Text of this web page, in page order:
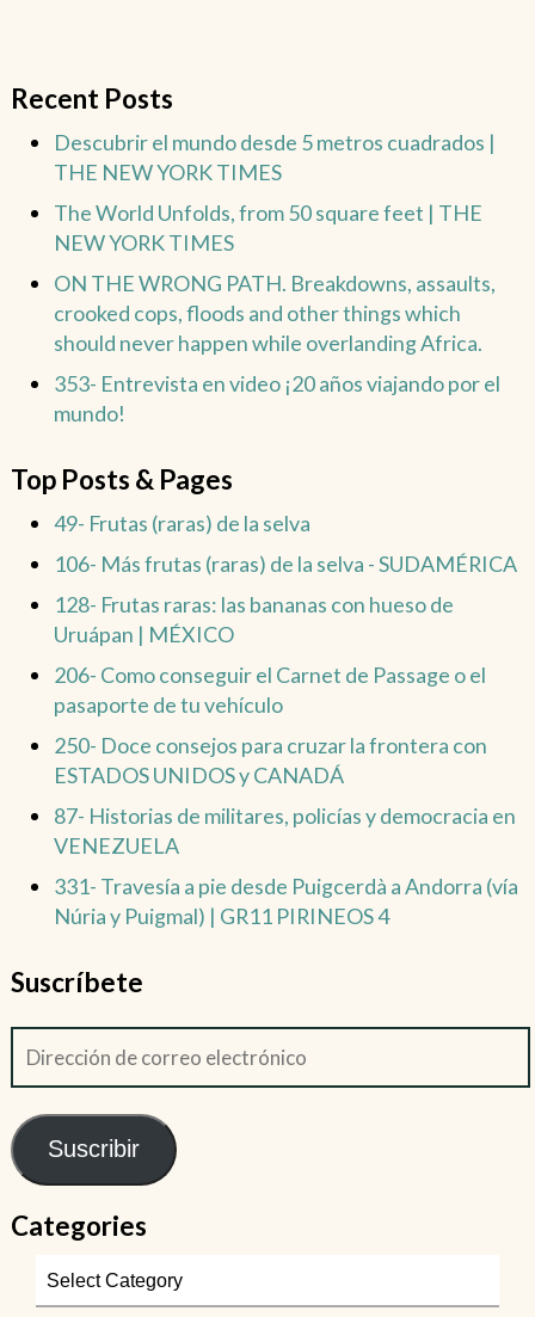
Recent Posts
Descubrir el mundo desde 5 metros cuadrados |
THE NEW YORK TIMES
The World Unfolds, from 50 square feet | THE
NEW YORK TIMES
ON THE WRONG PATH. Breakdowns, assaults,
crooked cops, floods and other things which
should never happen while overlanding Africa.
353- Entrevista en video ¡20 años viajando por el
mundo!
Top Posts & Pages
49- Frutas (raras) de la selva
106- Más frutas (raras) de la selva - SUDAMÉRICA
128- Frutas raras: las bananas con hueso de
Uruápan | MÉXICO
206- Como conseguir el Carnet de Passage o el
pasaporte de tu vehículo
250- Doce consejos para cruzar la frontera con
ESTADOS UNIDOS y CANADÁ
87- Historias de militares, policías y democracia en
VENEZUELA
331- Travesía a pie desde Puigcerdà a Andorra (vía
Núria y Puigmal) | GR11 PIRINEOS 4
Suscríbete
Suscribir
Categories